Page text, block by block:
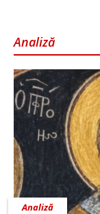
Analiză
Analiză